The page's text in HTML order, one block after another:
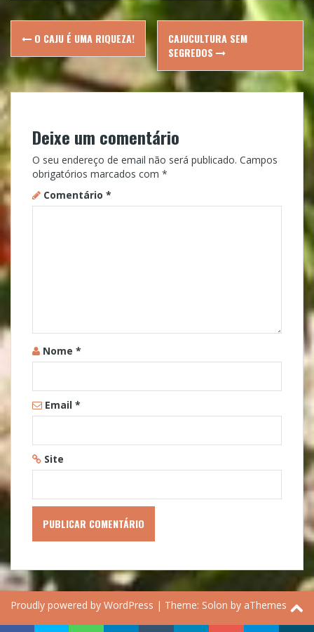
Post
navigation
O CAJU É UMA RIQUEZA!
CAJUCULTURA SEM
SEGREDOS
Deixe um comentário
O seu endereço de email não será publicado. Campos
obrigatórios marcados com *
Comentário *
Nome *
Email *
Site
Proudly powered by WordPress | Theme: Solon by aThemes